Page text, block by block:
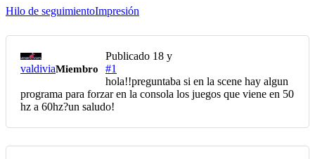
Hilo de seguimientoImpresión
valdiviaMiembro
Publicado 18 y
#1
hola!!preguntaba si en la scene hay algun
programa para forzar en la consola los juegos que viene en 50
hz a 60hz?un saludo!